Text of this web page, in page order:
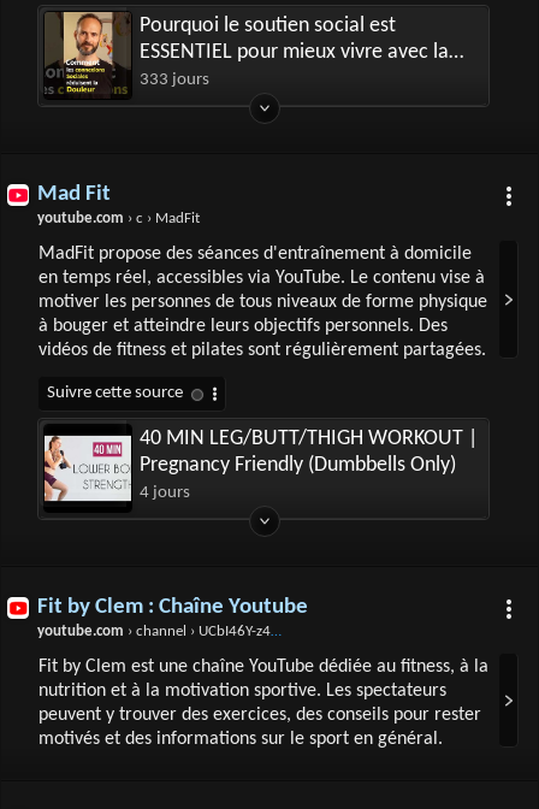
Pourquoi le soutien social est
ESSENTIEL pour mieux vivre avec la
douleur ? #douleurchronique
333 jours
Mad Fit
youtube.com › c › MadFit
MadFit propose des séances d'entraînement à domicile
en temps réel, accessibles via YouTube. Le contenu vise à
motiver les personnes de tous niveaux de forme physique
à bouger et atteindre leurs objectifs personnels. Des
vidéos de fitness et pilates sont régulièrement partagées.
40 MIN LEG/BUTT/THIGH WORKOUT |
Pregnancy Friendly (Dumbbells Only)
4 jours
Fit by Clem : Chaîne Youtube
youtube.com › channel › UCbI46Y-z4fw1JJbzVIvEawQ
Fit by Clem est une chaîne YouTube dédiée au fitness, à la
nutrition et à la motivation sportive. Les spectateurs
peuvent y trouver des exercices, des conseils pour rester
motivés et des informations sur le sport en général.